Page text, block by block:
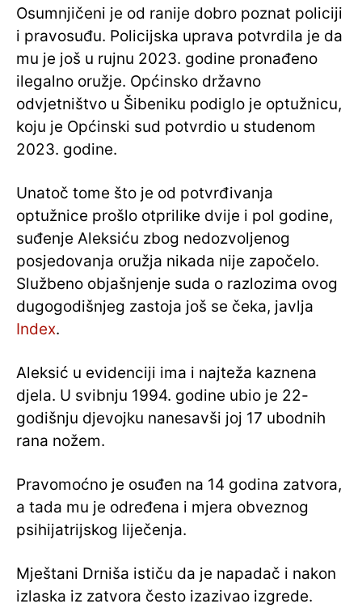
Osumnjičeni je od ranije dobro poznat policiji
i pravosuđu. Policijska uprava potvrdila je da
mu je još u rujnu 2023. godine pronađeno
ilegalno oružje. Općinsko državno
odvjetništvo u Šibeniku podiglo je optužnicu,
koju je Općinski sud potvrdio u studenom
2023. godine.
Unatoč tome što je od potvrđivanja
optužnice prošlo otprilike dvije i pol godine,
suđenje Aleksiću zbog nedozvoljenog
posjedovanja oružja nikada nije započelo.
Službeno objašnjenje suda o razlozima ovog
dugogodišnjeg zastoja još se čeka, javlja
Index.
Aleksić u evidenciji ima i najteža kaznena
djela. U svibnju 1994. godine ubio je 22-
godišnju djevojku nanesavši joj 17 ubodnih
rana nožem.
Pravomoćno je osuđen na 14 godina zatvora,
a tada mu je određena i mjera obveznog
psihijatrijskog liječenja.
Mještani Drniša ističu da je napadač i nakon
izlaska iz zatvora često izazivao izgrede.